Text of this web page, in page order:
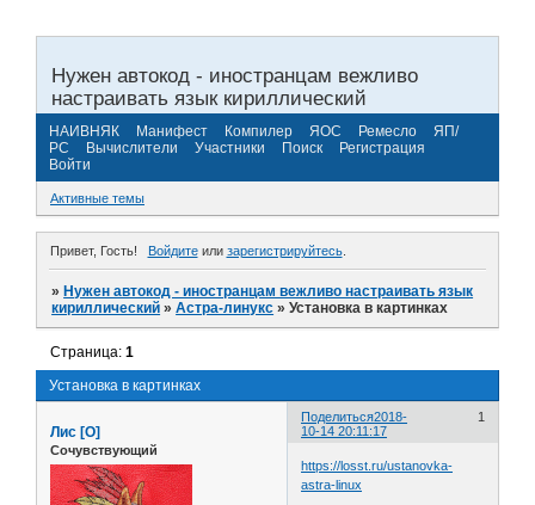
Нужен автокод - иностранцам вежливо
настраивать язык кириллический
НАИВНЯК Манифест Компилер ЯОС Ремесло
ЯП/
РС
Вычислители Участники Поиск
Регистрация
Войти
Активные темы
Привет, Гость! Войдитеили зарегистрируйтесь.
»Нужен автокод - иностранцам вежливо настраивать язык
кириллический »Астра-линукс »Установка в картинках
Установка в картинках
Страница:1
Поделиться 1
2018-
10-14 20:11:17
Лис [О]
Сочувствующий
https://losst.ru/ustanovka-
astra-linux